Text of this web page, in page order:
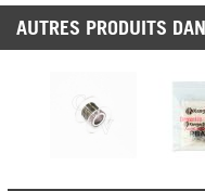
AUTRES PRODUITS